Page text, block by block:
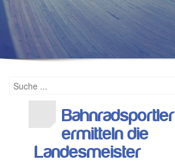
Bahnradsportler
ermitteln die
Landesmeister